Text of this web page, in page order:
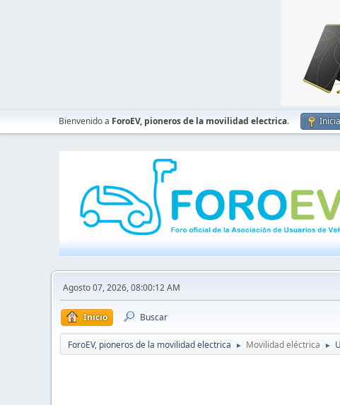
Bienvenido a ForoEV, pioneros de la movilidad electrica.
Agosto 07, 2026, 08:00:12 AM
Inicio Buscar
ForoEV, pioneros de la movilidad electrica ► Movilidad eléctrica ►